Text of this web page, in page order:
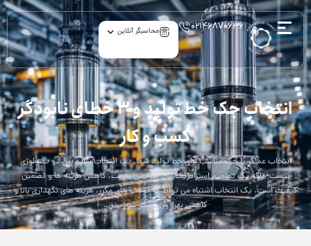
۰۲۱۴۶۸۷۰۶۳۶ محاسبگر آنلاین
article
انتخاب جک خط تولید و 3 خطای نابودگر
کسب و کار
انتخاب عملگر یا جک مناسب برای خط تولید شما، یک انتخاب ساده بین دو تکنولوژی
نیست؛ بلکه یک تصمیم استراتژیک برای افزایش سرعت، کاهش هزینه ها و تضمین
کیفیت است. یک انتخاب اشتباه می تواند به توقف های مکرر، هزینه های نگهداری بالا و
کاهش بهره وری منجر شود، در…